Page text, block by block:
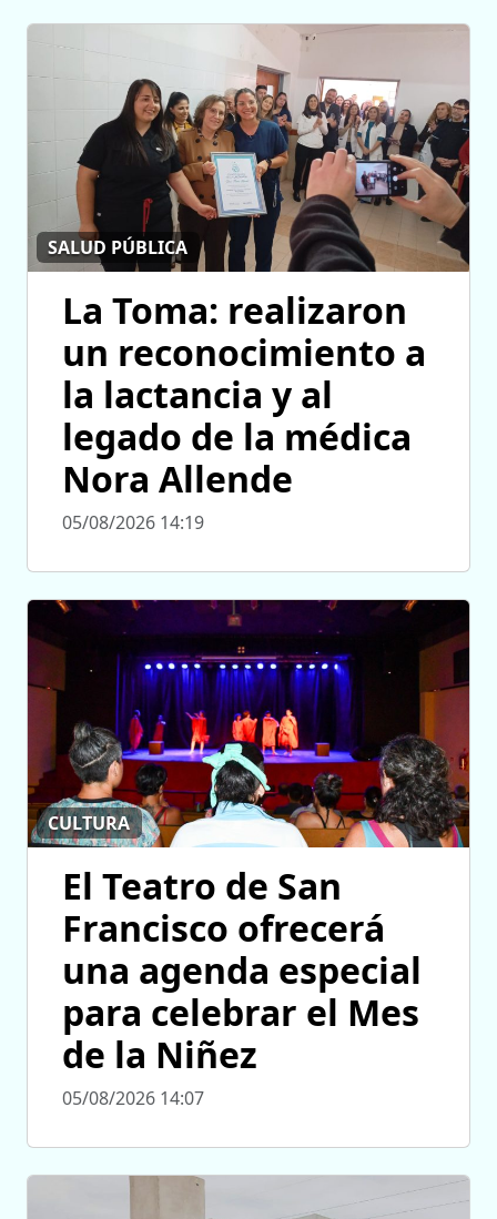
SALUD PÚBLICA
La Toma: realizaron
un reconocimiento a
la lactancia y al
legado de la médica
Nora Allende
05/08/2026 14:19
CULTURA
El Teatro de San
Francisco ofrecerá
una agenda especial
para celebrar el Mes
de la Niñez
05/08/2026 14:07